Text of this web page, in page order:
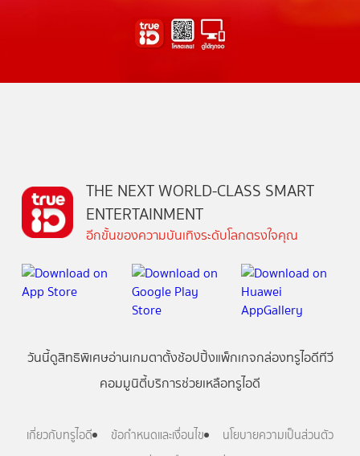
THE NEXT WORLD-CLASS SMART
ENTERTAINMENT
อีกขั้นของความบันเทิงระดับโลกตรงใจคุณ
วันนี้ดูสิทธิพิเศษอ่านเกมตาตั้งช้อปปิ้งแพ็กเกจกล่องทรูไอดีทีวี
คอมมูนิตี้บริการช่วยเหลือทรูไอดี
เกี่ยวกับทรูไอดี ข้อกำหนดและเงื่อนไข
นโยบายความเป็นส่วนตัว